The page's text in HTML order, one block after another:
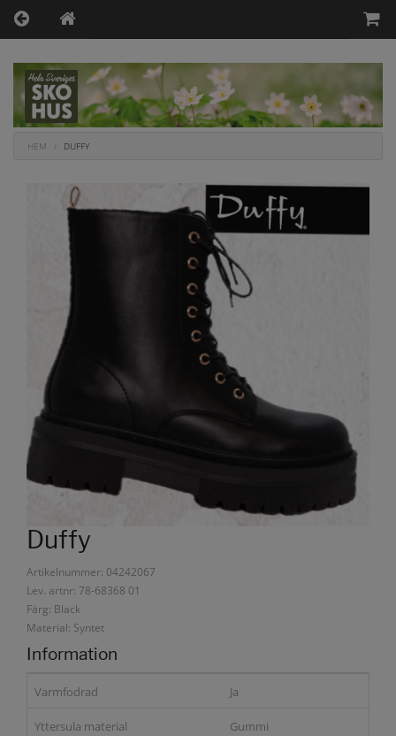
HEM DUFFY
Duffy
Artikelnummer: 04242067
Lev. artnr: 78-68368 01
Färg: Black
Material: Syntet
Information
Varmfodrad Ja
Yttersula material Gummi